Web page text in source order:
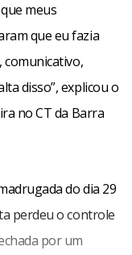
meus
que eu fazia
disso”, explicou o
no CT da Barra
do dia 29
perdeu o controle
por um